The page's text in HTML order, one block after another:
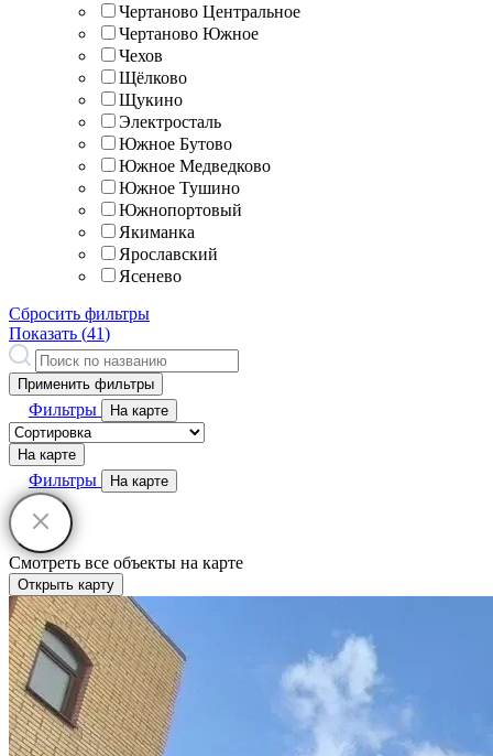
Чертаново Центральное
Чертаново Южное
Чехов
Щёлково
Щукино
Электросталь
Южное Бутово
Южное Медведково
Южное Тушино
Южнопортовый
Якиманка
Ярославский
Ясенево
Сбросить фильтры
Показать (41)
Применить фильтры
Фильтры На карте
На карте
Фильтры На карте
Смотреть все объекты на карте
Открыть карту